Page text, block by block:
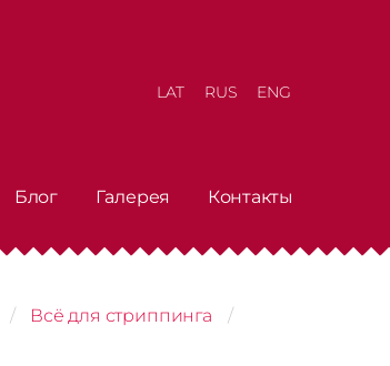
Блог Галерея Контакты
LAT RUS ENG
Всё для стриппинга